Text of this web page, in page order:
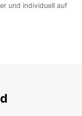
und individuell auf